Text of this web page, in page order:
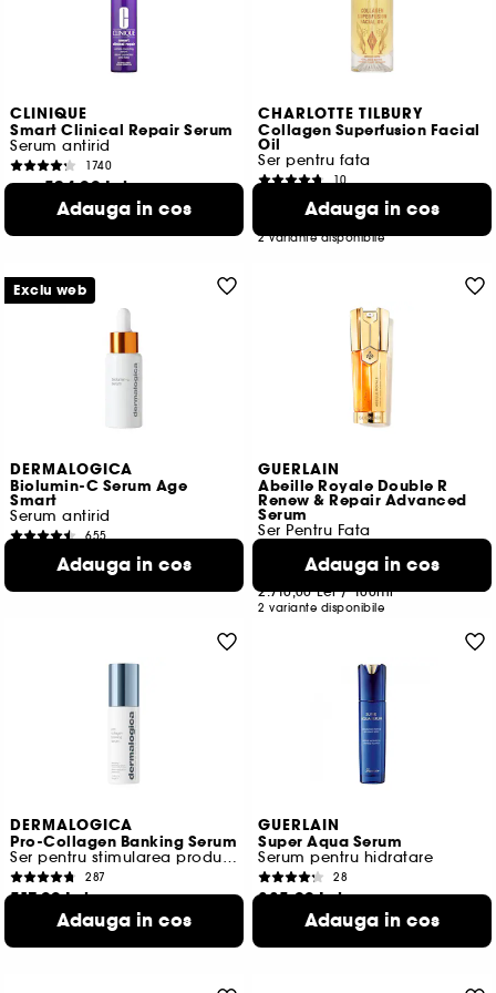
CLINIQUE
Smart Clinical Repair Serum
Serum antirid
1740
De la 524,00 Lei
1.746,67 Lei /100ml
2 variante disponibile
Adauga in cos
CHARLOTTE TILBURY
Collagen Superfusion Facial
Oil
Ser pentru fata
10
184,00 Lei
/100ml
2 variante disponibile
Adauga in cos
DERMALOGICA
Biolumin-C Serum Age
Smart
Serum antirid
655
612,00 Lei
/100ml
Adauga in cos
Exclu web
GUERLAIN
Abeille Royale Double R
Renew & Repair Advanced
Serum
Ser Pentru Fata
813,00 Lei
2.710,00 Lei /100ml
2 variante disponibile
Adauga in cos
DERMALOGICA
Pro-Collagen Banking Serum
Ser pentru stimularea productiei de colagen
287
517,00 Lei
1.723,33 Lei /100ml
Adauga in cos
GUERLAIN
Super Aqua Serum
Serum pentru hidratare
28
885,00 Lei
1.770,00 Lei /100ml
Adauga in cos